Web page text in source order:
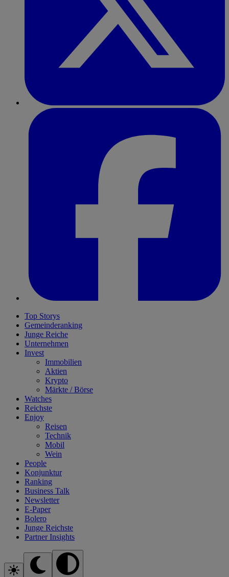
Top Storys
Gemeinderanking
Junge Reiche
Unternehmen
Invest
Immobilien
Aktien
Krypto
Märkte / Börse
Watches
Reichste
Enjoy
Reisen
Technik
Mobil
Wein
People
Konjunktur
Ranking
Business Talk
Newsletter
E-Paper
Bolero
Junge Reichste
Partner Insights